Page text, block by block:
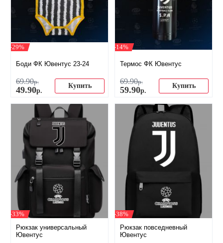
-29%
Боди ФК Ювентус 23-24
69.90р.
49.90р.
Купить
-14%
Термос ФК Ювентус
69.90р.
59.90р.
Купить
-33%
Рюкзак универсальный
Ювентус
-38%
Рюкзак повседневный
Ювентус